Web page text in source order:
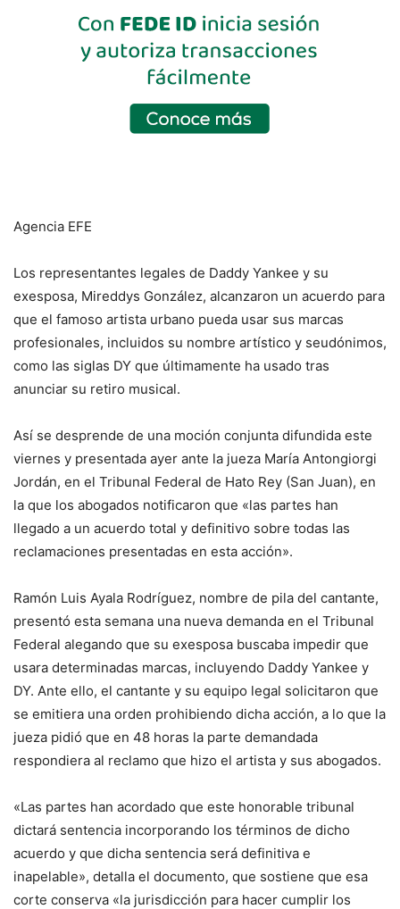
Agencia EFE
Los representantes legales de Daddy Yankee y su
exesposa, Mireddys González, alcanzaron un acuerdo para
que el famoso artista urbano pueda usar sus marcas
profesionales, incluidos su nombre artístico y seudónimos,
como las siglas DY que últimamente ha usado tras
anunciar su retiro musical.
Así se desprende de una moción conjunta difundida este
viernes y presentada ayer ante la jueza María Antongiorgi
Jordán, en el Tribunal Federal de Hato Rey (San Juan), en
la que los abogados notificaron que «las partes han
llegado a un acuerdo total y definitivo sobre todas las
reclamaciones presentadas en esta acción».
Ramón Luis Ayala Rodríguez, nombre de pila del cantante,
presentó esta semana una nueva demanda en el Tribunal
Federal alegando que su exesposa buscaba impedir que
usara determinadas marcas, incluyendo Daddy Yankee y
DY. Ante ello, el cantante y su equipo legal solicitaron que
se emitiera una orden prohibiendo dicha acción, a lo que la
jueza pidió que en 48 horas la parte demandada
respondiera al reclamo que hizo el artista y sus abogados.
«Las partes han acordado que este honorable tribunal
dictará sentencia incorporando los términos de dicho
acuerdo y que dicha sentencia será definitiva e
inapelable», detalla el documento, que sostiene que esa
corte conserva «la jurisdicción para hacer cumplir los